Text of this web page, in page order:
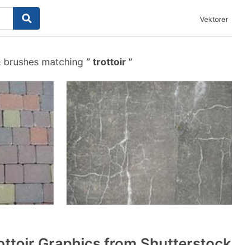
Vektorer
brushes matching trottoir